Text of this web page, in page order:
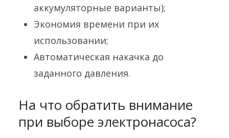
аккумуляторные варианты);
Экономия времени при их
использовании;
Автоматическая накачка до
заданного давления.
На что обратить внимание
при выборе электронасоса?